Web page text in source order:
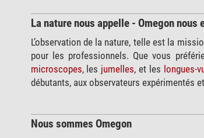
La nature nous appelle - Omegon nous
L’observation de la nature, telle est la
pour les professionnels. Que vous
microscopes, les jumelles, et les longues-
débutants, aux observateurs expérimentés
Nous sommes Omegon